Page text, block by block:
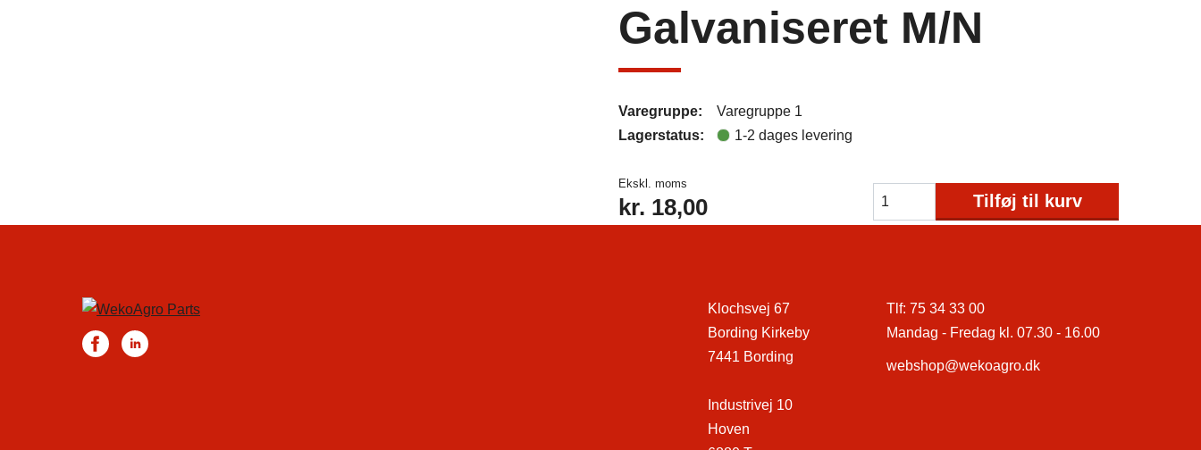
Galvaniseret M/N
Varegruppe:
Varegruppe 1
Lagerstatus:
1-2 dages levering
Ekskl. moms
kr. 18,00 Tilføj til kurv
Klochsvej 67
Bording Kirkeby
7441 Bording
Industrivej 10
Hoven
Tlf: 75 34 33 00
Mandag - Fredag kl. 07.30 - 16.00
webshop@wekoagro.dk